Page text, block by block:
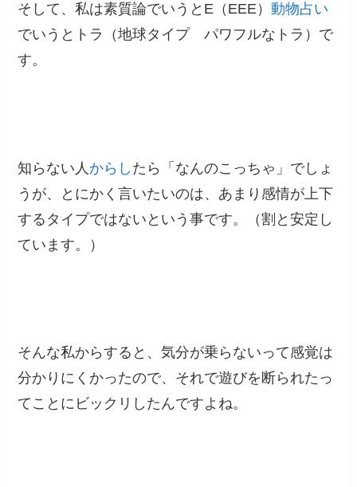
そして、私は素質論でいうとE（EEE）動物占い
でいうとトラ（地球タイプ パワフルなトラ）で
す。
知らない人からし たら「なんのこっちゃ」でしょ
うが、とにかく言いたいのは、あまり感情が上下
するタイプではないという事です。（割と安定し
ています。）
そんな私からすると、気分が乗らないって感覚は
分かりにくかったので、それで遊びを断られたっ
てことにビックリしたんですよね。